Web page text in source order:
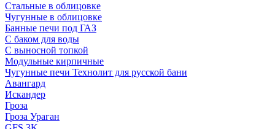
Стальные в облицовке
Чугунные в облицовке
Банные печи под ГАЗ
С баком для воды
С выносной топкой
Модульные кирпичные
Чугунные печи Технолит для русской бани
Авангард
Искандер
Гроза
Гроза Ураган